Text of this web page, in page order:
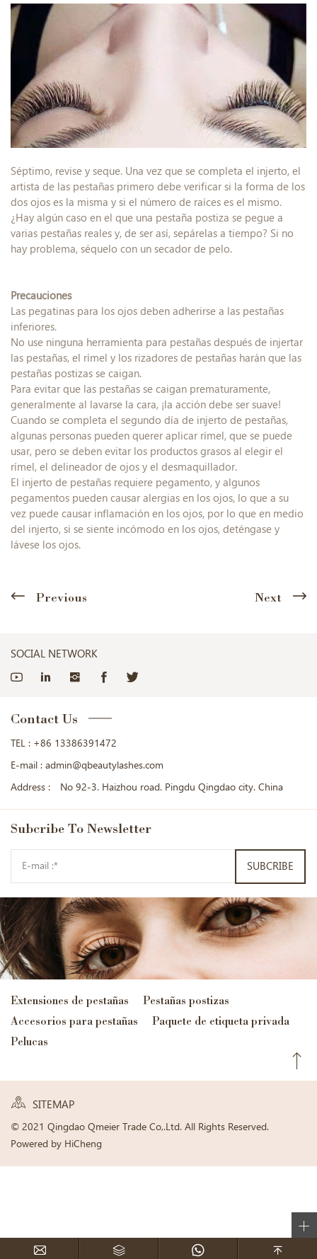
Séptimo, revise y seque. Una vez que se completa el injerto, el
artista de las pestañas primero debe verificar si la forma de los
dos ojos es la misma y si el número de raíces es el mismo.
¿Hay algún caso en el que una pestaña postiza se pegue a
varias pestañas reales y, de ser así, sepárelas a tiempo? Si no
hay problema, séquelo con un secador de pelo.
Precauciones
Las pegatinas para los ojos deben adherirse a las pestañas
inferiores.
No use ninguna herramienta para pestañas después de injertar
las pestañas, el rímel y los rizadores de pestañas harán que las
pestañas postizas se caigan.
Para evitar que las pestañas se caigan prematuramente,
generalmente al lavarse la cara, ¡la acción debe ser suave!
Cuando se completa el segundo día de injerto de pestañas,
algunas personas pueden querer aplicar rímel, que se puede
usar, pero se deben evitar los productos grasos al elegir el
rímel, el delineador de ojos y el desmaquillador.
El injerto de pestañas requiere pegamento, y algunos
pegamentos pueden causar alergias en los ojos, lo que a su
vez puede causar inflamación en los ojos, por lo que en medio
del injerto, si se siente incómodo en los ojos, deténgase y
lávese los ojos.
Previous Next
SOCIAL NETWORK
Contact Us
TEL : +86 13386391472
E-mail : admin@qbeautylashes.com
Address :
No 92-3. Haizhou road. Pingdu Qingdao city. China
Subcribe To Newsletter
SUBCRIBE
Extensiones de pestañas
Pestañas postizas
Accesorios para pestañas
Paquete de etiqueta privada
Pelucas
SITEMAP
© 2021 Qingdao Qmeier Trade Co,.Ltd. All Rights Reserved.
Powered by HiCheng